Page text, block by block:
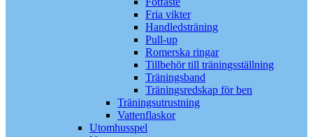
Fria vikter
Handledsträning
Pull-up
Romerska ringar
Tillbehör till träningsställning
Träningsband
Träningsredskap för ben
Träningsutrustning
Vattenflaskor
Utomhusspel